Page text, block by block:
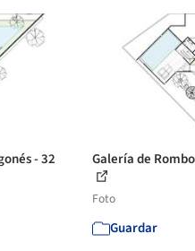
- 32 Galería de
Foto
Guardar